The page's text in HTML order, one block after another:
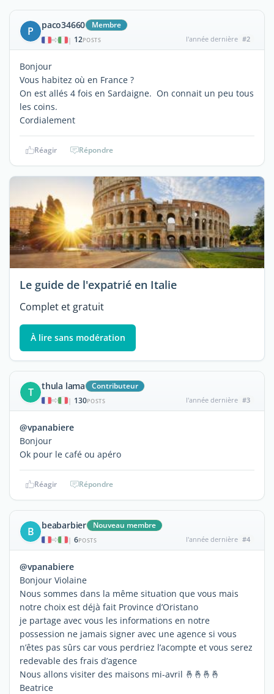
P paco34660 Membre
| 12POSTS l'année dernière #2
Bonjour
Vous habitez où en France ?
On est allés 4 fois en Sardaigne. On connait un peu tous
les coins.
Cordialement
Réagir Répondre
Le guide de l'expatrié en Italie
Complet et gratuit
À lire sans modération
T thula lama Contributeur
| 130POSTS l'année dernière #3
@vpanabiere
Bonjour
Ok pour le café ou apéro
Réagir Répondre
B beabarbier Nouveau membre
| 6POSTS l'année dernière #4
@vpanabiere
Bonjour Violaine
Nous sommes dans la même situation que vous mais
notre choix est déjà fait Province d’Oristano
je partage avec vous les informations en notre
possession ne jamais signer avec une agence si vous
n’êtes pas sûrs car vous perdriez l’acompte et vous serez
redevable des frais d’agence
Nous allons visiter des maisons mi-avril 🤞🤞🤞🤞
Beatrice